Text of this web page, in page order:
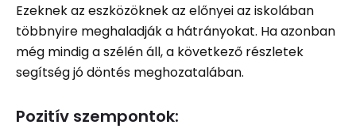
Ezeknek az eszközöknek az előnyei az iskolában
többnyire meghaladják a hátrányokat. Ha azonban
még mindig a szélén áll, a következő részletek
segítség jó döntés meghozatalában.
Pozitív szempontok: